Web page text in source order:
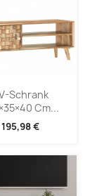
Schrank
Cm...
195,98 €